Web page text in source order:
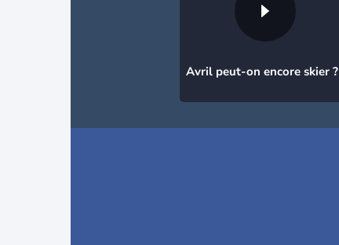
Avril peut-on encore skier ?